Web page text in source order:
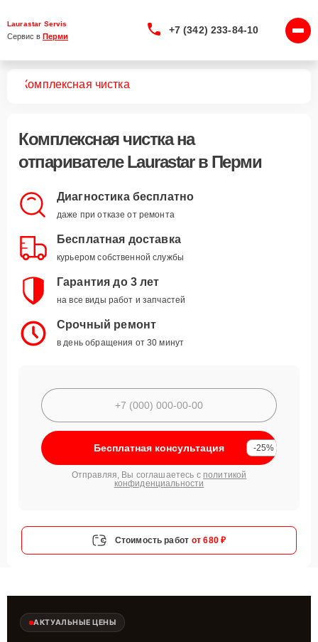
Laurastar Servis
Сервис в Перми
+7 (342) 233-84-10
Комплексная чистка
Комплексная чисткана
отпаривателе Laurastar в Перми
Диагностика бесплатно
даже при отказе от ремонта
Бесплатная доставка
курьером собственной службы
Гарантия до 3 лет
на все виды работ и запчастей
Срочный ремонт
в день обращения от 30 минут
Бесплатная консультация -25%
Отправляя, Вы соглашаетесь с политикой
конфиденциальности
Стоимость работ от 680 ₽
АКТУАЛЬНЫЕ ЦЕНЫ